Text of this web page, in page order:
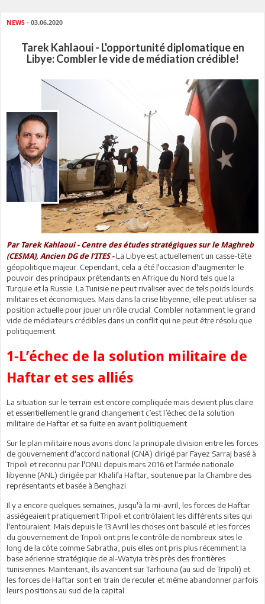
NEWS - 03.06.2020
Tarek Kahlaoui - L'opportunité diplomatique en
Libye: Combler le vide de médiation crédible!
Par Tarek Kahlaoui - Centre des études stratégiques sur le Maghreb
(CESMA), Ancien DG de l’ITES -La Libye est actuellement un casse-tête
géopolitique majeur. Cependant, cela a été l'occasion d'augmenter le
pouvoir des principaux prétendants en Afrique du Nord tels que la
Turquie et la Russie. La Tunisie ne peut rivaliser avec de tels poids lourds
militaires et économiques. Mais dans la crise libyenne, elle peut utiliser sa
position actuelle pour jouer un rôle crucial. Combler notamment le grand
vide de médiateurs crédibles dans un conflit qui ne peut être résolu que
politiquement.
1-L’échec de la solution militaire de
Haftar et ses alliés
La situation sur le terrain est encore compliquée mais devient plus claire
et essentiellement le grand changement c’est l’échec de la solution
militaire de Haftar et sa fuite en avant politiquement.
Sur le plan militaire nous avons donc la principale division entre les forces
de gouvernement d'accord national (GNA) dirigé par Fayez Sarraj basé à
Tripoli et reconnu par l'ONU depuis mars 2016 et l'armée nationale
libyenne (ANL) dirigée par Khalifa Haftar, soutenue par la Chambre des
représentants et basée à Benghazi.
Il y a encore quelques semaines, jusqu'à la mi-avril, les forces de Haftar
assiégeaient pratiquement Tripoli et contrôlaient les différents sites qui
l'entouraient. Mais depuis le 13 Avril les choses ont basculé et les forces
du gouvernement de Tripoli ont pris le contrôle de nombreux sites le
long de la côte comme Sabratha, puis elles ont pris plus récemment la
base aérienne stratégique de al-Watyia très près des frontières
tunisiennes. Maintenant, ils avancent sur Tarhouna (au sud de Tripoli) et
les forces de Haftar sont en train de reculer et même abandonner parfois
leurs positions au sud de la capital.